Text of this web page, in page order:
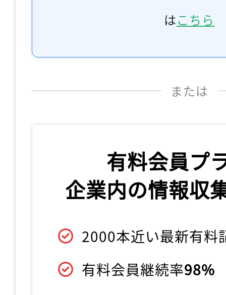
はこちら
または
有料会員プ
企業内の情報収
2000本近い最新有料
有料会員継続率98%